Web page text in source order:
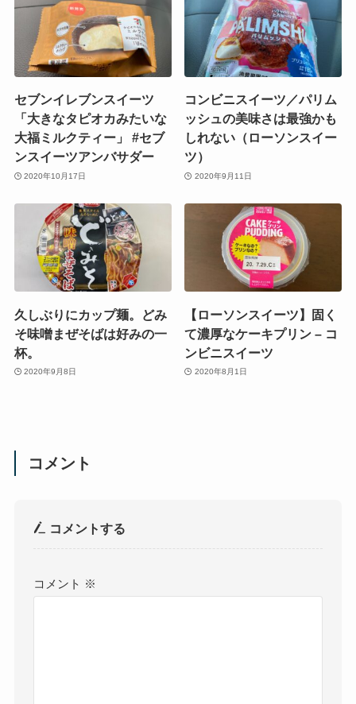
セブンイレブンスイーツ
「大きなタピオカみたいな
大福ミルクティー」 #セブ
ンスイーツアンバサダー
2020年10月17日
コンビニスイーツ／パリム
ッシュの美味さは最強かも
しれない（ローソンスイー
ツ）
2020年9月11日
久しぶりにカップ麺。どみ
そ味噌まぜそばは好みの一
杯。
2020年9月8日
【ローソンスイーツ】固く
て濃厚なケーキプリン – コ
ンビニスイーツ
2020年8月1日
コメント
コメントする
コメント ※